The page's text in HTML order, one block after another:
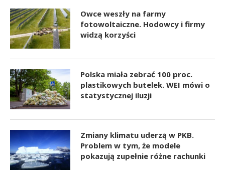
Owce weszły na farmy
fotowoltaiczne. Hodowcy i firmy
widzą korzyści
Polska miała zebrać 100 proc.
plastikowych butelek. WEI mówi o
statystycznej iluzji
Zmiany klimatu uderzą w PKB.
Problem w tym, że modele
pokazują zupełnie różne rachunki